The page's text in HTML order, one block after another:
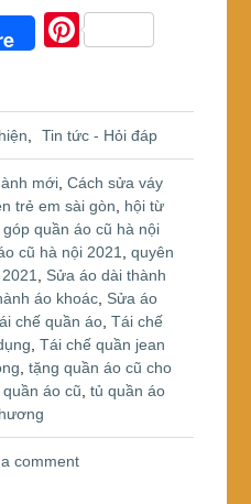
Pi
e
st
Tin tức - Hỏi đáp
mới, Cách sửa váy
trẻ em sài gòn
hội từ
quần áo cũ hà nội
cũ hà nội 2021
quyên
Sửa áo dài thành
áo khoác, Sửa áo
chế quần áo, Tái chế
Tái chế quần jean
,tặng quần áo cũ cho
áo cũ tủ quần áo
comment